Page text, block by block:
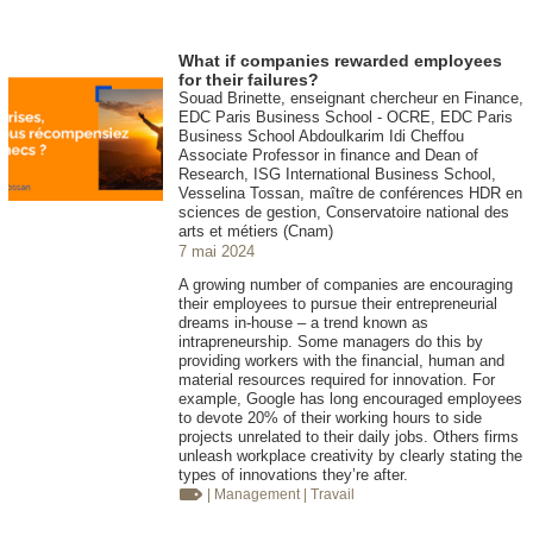
What if companies rewarded employees
for their failures?
Souad Brinette, enseignant chercheur en Finance,
EDC Paris Business School - OCRE, EDC Paris
Business School Abdoulkarim Idi Cheffou
Associate Professor in finance and Dean of
Research, ISG International Business School,
Vesselina Tossan, maître de conférences HDR en
sciences de gestion, Conservatoire national des
arts et métiers (Cnam)
7 mai 2024
A growing number of companies are encouraging
their employees to pursue their entrepreneurial
dreams in-house – a trend known as
intrapreneurship. Some managers do this by
providing workers with the financial, human and
material resources required for innovation. For
example, Google has long encouraged employees
to devote 20% of their working hours to side
projects unrelated to their daily jobs. Others firms
unleash workplace creativity by clearly stating the
types of innovations they’re after.
| Management | Travail